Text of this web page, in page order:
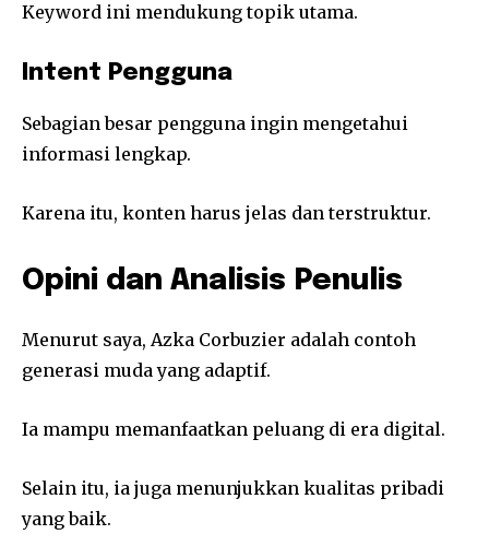
Keyword ini mendukung topik utama.
Intent Pengguna
Sebagian besar pengguna ingin mengetahui
informasi lengkap.
Karena itu, konten harus jelas dan terstruktur.
Opini dan Analisis Penulis
Menurut saya, Azka Corbuzier adalah contoh
generasi muda yang adaptif.
Ia mampu memanfaatkan peluang di era digital.
Selain itu, ia juga menunjukkan kualitas pribadi
yang baik.